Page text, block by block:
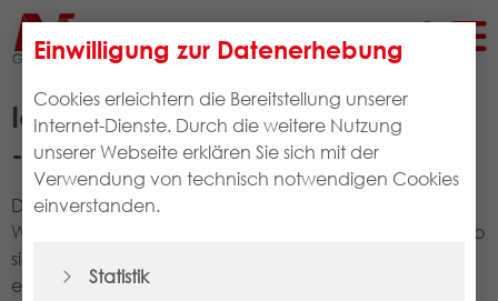
Wichtige Hinweise zur Verwendung der PIN zum
Download des N-ID Zertifikates
Ich habe einen PIN-Brief erhalten
- wie gehe ich weiter vor?
Das Zertifikat muss innerhalb der
Warenwirtschaftssoftware heruntergeladen werden. Wo
sich diese Funktion in Ihrem System befindet,
entnehmen Sie der Systemdokumentation oder
Einwilligung zur Datenerhebung
Cookies erleichtern die Bereitstellung unserer
Internet-Dienste. Durch die weitere Nutzung
unserer Webseite erklären Sie sich mit der
Verwendung von technisch notwendigen Cookies
einverstanden.
Statistik